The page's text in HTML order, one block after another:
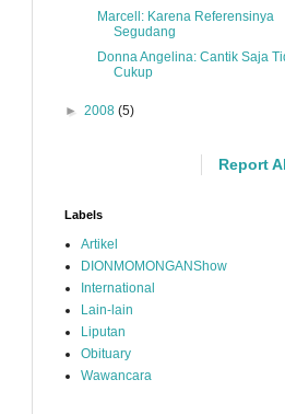
Marcell: Karena Referensinya
Segudang
Donna Angelina: Cantik Saja
Cukup
► 2008 (5)
Report
Labels
Artikel
DIONMOMONGANShow
International
Lain-lain
Liputan
Obituary
Wawancara